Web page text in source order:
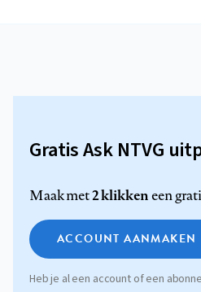
Gratis Ask NTVG
Maak met2 klikkeneen
ACCOUNT AANMAKEN
Heb je al een account of een